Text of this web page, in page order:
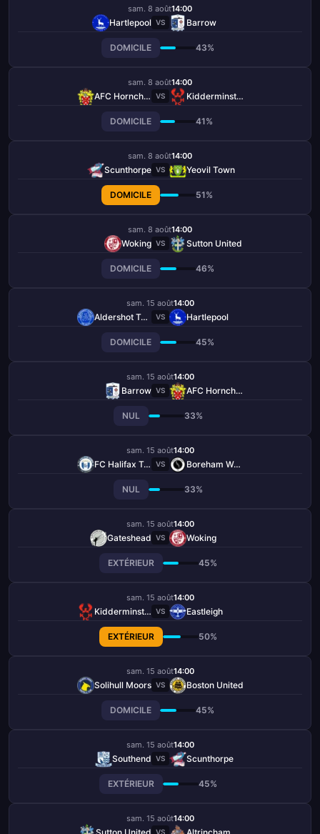
sam. 8 août14:00
Hartlepool VS Barrow
DOMICILE 43%
sam. 8 août14:00
AFC Hornchurch VS Kidderminster Harriers
DOMICILE 41%
sam. 8 août14:00
Scunthorpe VS Yeovil Town
DOMICILE 51%
sam. 8 août14:00
Woking VS Sutton United
DOMICILE 46%
sam. 15 août14:00
Aldershot Town VS Hartlepool
DOMICILE 45%
sam. 15 août14:00
Barrow VS AFC Hornchurch
NUL 33%
sam. 15 août14:00
FC Halifax Town VS Boreham Wood
NUL 33%
sam. 15 août14:00
Gateshead VS Woking
EXTÉRIEUR 45%
sam. 15 août14:00
Kidderminster Harriers VS Eastleigh
EXTÉRIEUR 50%
sam. 15 août14:00
Solihull Moors VS Boston United
DOMICILE 45%
sam. 15 août14:00
Southend VS Scunthorpe
EXTÉRIEUR 45%
sam. 15 août14:00
Sutton United VS Altrincham